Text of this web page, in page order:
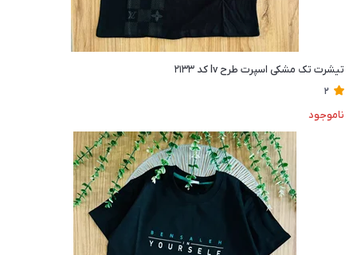
تیشرت تک مشکی اسپرت طرح lv کد ۲۱۳۳
2
ناموجود